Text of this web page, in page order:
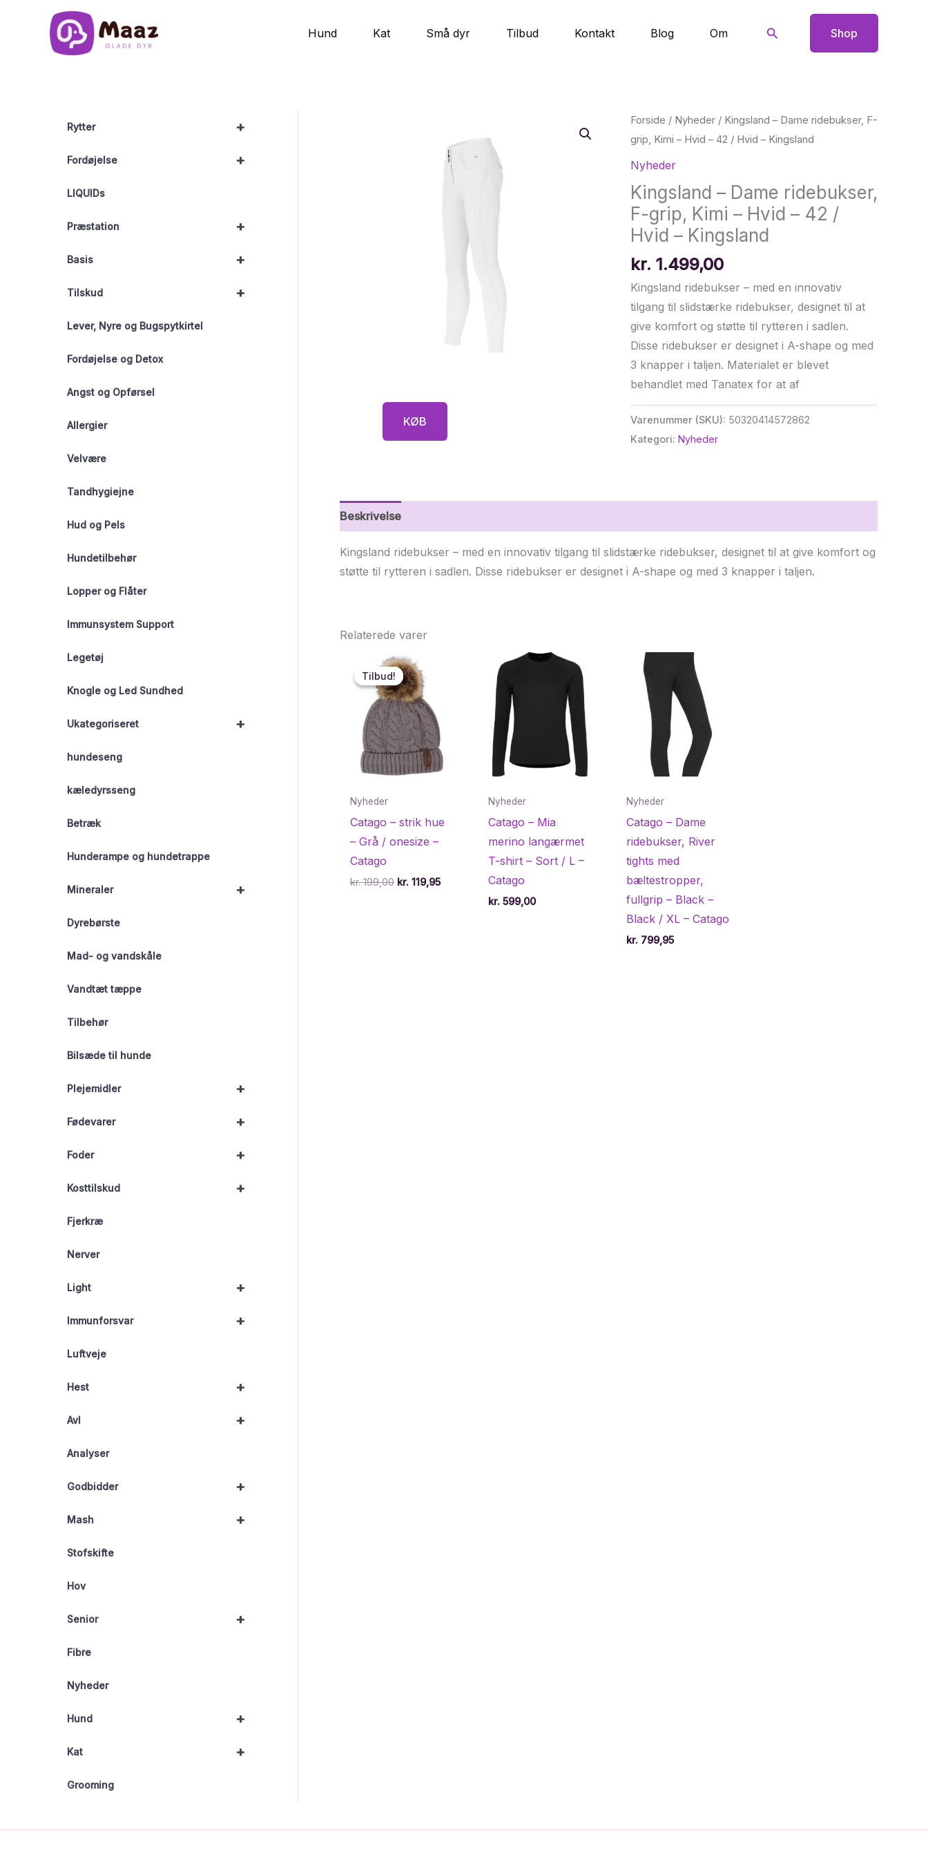
Hund Kat Små dyr Tilbud Kontakt Blog Om Søg Shop
+
Rytter
+
Fordøjelse
LIQUIDs
+
Præstation
+
Basis
+
Tilskud
Lever, Nyre og Bugspytkirtel
Fordøjelse og Detox
Angst og Opførsel
Allergier
Velvære
Tandhygiejne
Hud og Pels
Hundetilbehør
Lopper og Flåter
Immunsystem Support
Legetøj
Knogle og Led Sundhed
+
Ukategoriseret
hundeseng
kæledyrsseng
Betræk
Hunderampe og hundetrappe
+
Mineraler
Dyrebørste
Mad- og vandskåle
Vandtæt tæppe
Tilbehør
Bilsæde til hunde
+
Plejemidler
+
Fødevarer
+
Foder
+
Kosttilskud
Fjerkræ
Nerver
+
Light
+
Immunforsvar
Luftveje
+
Hest
+
Avl
Analyser
+
Godbidder
+
Mash
Stofskifte
Hov
+
Senior
Fibre
Nyheder
+
Hund
+
Kat
Grooming
Forside / Nyheder/ Kingsland – Dame ridebukser, F-
grip, Kimi – Hvid – 42 / Hvid – Kingsland
Nyheder
Kingsland – Dame ridebukser,
F-grip, Kimi – Hvid – 42 /
Hvid – Kingsland
kr. 1.499,00
Kingsland ridebukser – med en innovativ
tilgang til slidstærke ridebukser, designet til at
give komfort og støtte til rytteren i sadlen.
Disse ridebukser er designet i A-shape og med
3 knapper i taljen. Materialet er blevet
behandlet med Tanatex for at af
Varenummer (SKU): 50320414572862
Kategori: Nyheder
KØB
Beskrivelse
Kingsland ridebukser – med en innovativ tilgang til slidstærke ridebukser, designet til at give komfort og
støtte til rytteren i sadlen. Disse ridebukser er designet i A-shape og med 3 knapper i taljen.
Relaterede varer
Tilbud!
Tilbud!
Nyheder
Catago – strik hue
– Grå / onesize –
Catago
kr.199,00 Den
kr. 119,95Den
Nyheder
Catago – Mia
merino langærmet
T-shirt – Sort / L –
Catago
kr.599,00
Nyheder
Catago – Dame
ridebukser, River
tights med
bæltestropper,
fullgrip – Black –
Black / XL – Catago
kr.799,95